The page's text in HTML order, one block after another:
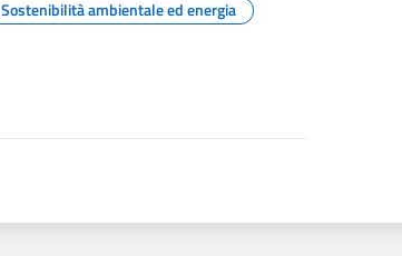
Sostenibilità ambientale ed energia